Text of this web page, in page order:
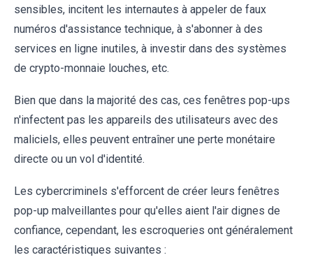
sensibles, incitent les internautes à appeler de faux
numéros d'assistance technique, à s'abonner à des
services en ligne inutiles, à investir dans des systèmes
de crypto-monnaie louches, etc.
Bien que dans la majorité des cas, ces fenêtres pop-ups
n'infectent pas les appareils des utilisateurs avec des
maliciels, elles peuvent entraîner une perte monétaire
directe ou un vol d'identité.
Les cybercriminels s'efforcent de créer leurs fenêtres
pop-up malveillantes pour qu'elles aient l'air dignes de
confiance, cependant, les escroqueries ont généralement
les caractéristiques suivantes :